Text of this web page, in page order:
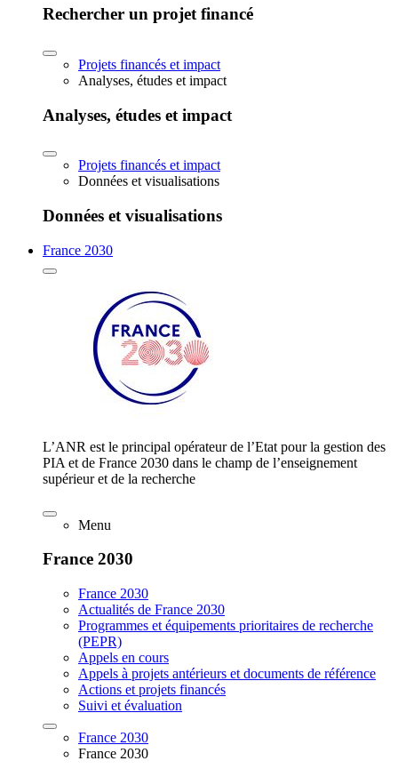
Rechercher un projet financé
Projets financés et impact
Analyses, études et impact
Analyses, études et impact
Projets financés et impact
Données et visualisations
Données et visualisations
France 2030
L’ANR est le principal opérateur de l’Etat pour la gestion des
PIA et de France 2030 dans le champ de l’enseignement
supérieur et de la recherche
Menu
France 2030
France 2030
Actualités de France 2030
Programmes et équipements prioritaires de recherche
(PEPR)
Appels en cours
Appels à projets antérieurs et documents de référence
Actions et projets financés
Suivi et évaluation
France 2030
France 2030